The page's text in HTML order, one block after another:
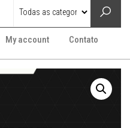
My account Contato